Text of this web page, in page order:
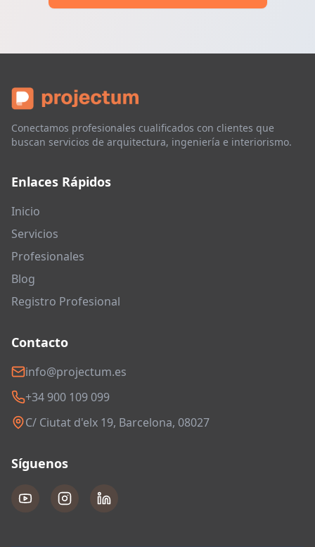
Conectamos profesionales cualificados con clientes que
buscan servicios de arquitectura, ingeniería e interiorismo.
Enlaces Rápidos
Inicio
Servicios
Profesionales
Blog
Registro Profesional
Contacto
info@projectum.es
+34 900 109 099
C/ Ciutat d'elx 19, Barcelona, 08027
Síguenos